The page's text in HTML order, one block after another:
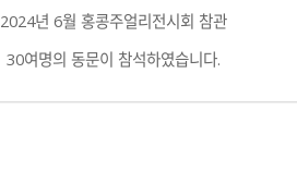
2024년 6월 홍콩주얼리전시회 참관
30여명의 동문이 참석하였습니다.